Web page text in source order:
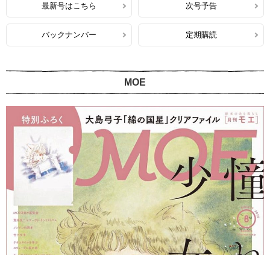
最新号はこちら 次号予告
バックナンバー 定期購読
MOE